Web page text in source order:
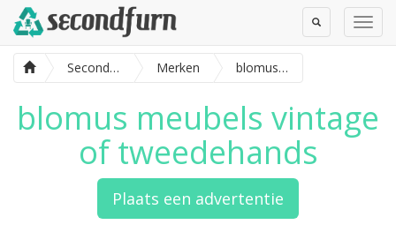
Toggle
Search
SecondFurn Merken blomus meubels
blomus meubels vintage
of tweedehands
Plaats een advertentie